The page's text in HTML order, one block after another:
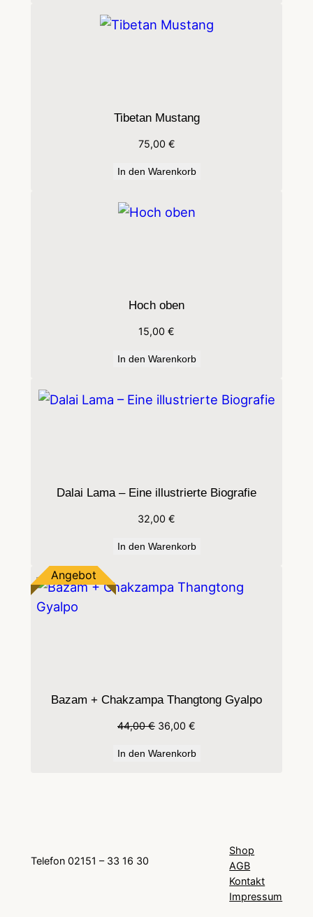
Tibetan Mustang
75,00 €
In den Warenkorb
Hoch oben
15,00 €
In den Warenkorb
Dalai Lama – Eine illustrierte Biografie
32,00 €
In den Warenkorb
AngebotProdukt
im
Bazam + Chakzampa Thangtong Gyalpo
44,00€ Ursprünglicher
war:
36,00 €
ist:
In den Warenkorb
Telefon 02151 – 33 16 30
Shop
AGB
Kontakt
Impressum